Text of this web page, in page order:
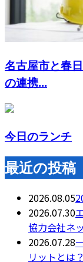
名古屋市と春
の連携...
今日のランチ
最近の投稿
2026.08.05
2026.07.30
協力会社ネ
2026.07.28
リットとは